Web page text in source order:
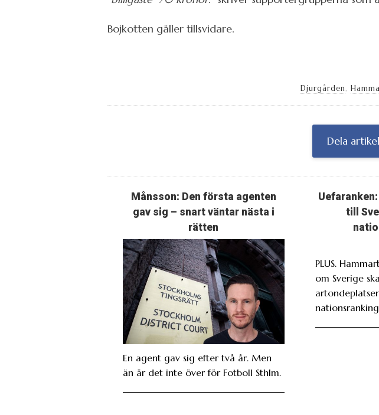
Bojkotten gäller tillsvidare.
Djurgården,
Dela
Månsson: Den första agenten
gav sig – snart väntar nästa i
rätten
En agent gav sig efter två år. Men
än är det inte över för Fotboll Sthlm.
till
PLUS.
om Sverige